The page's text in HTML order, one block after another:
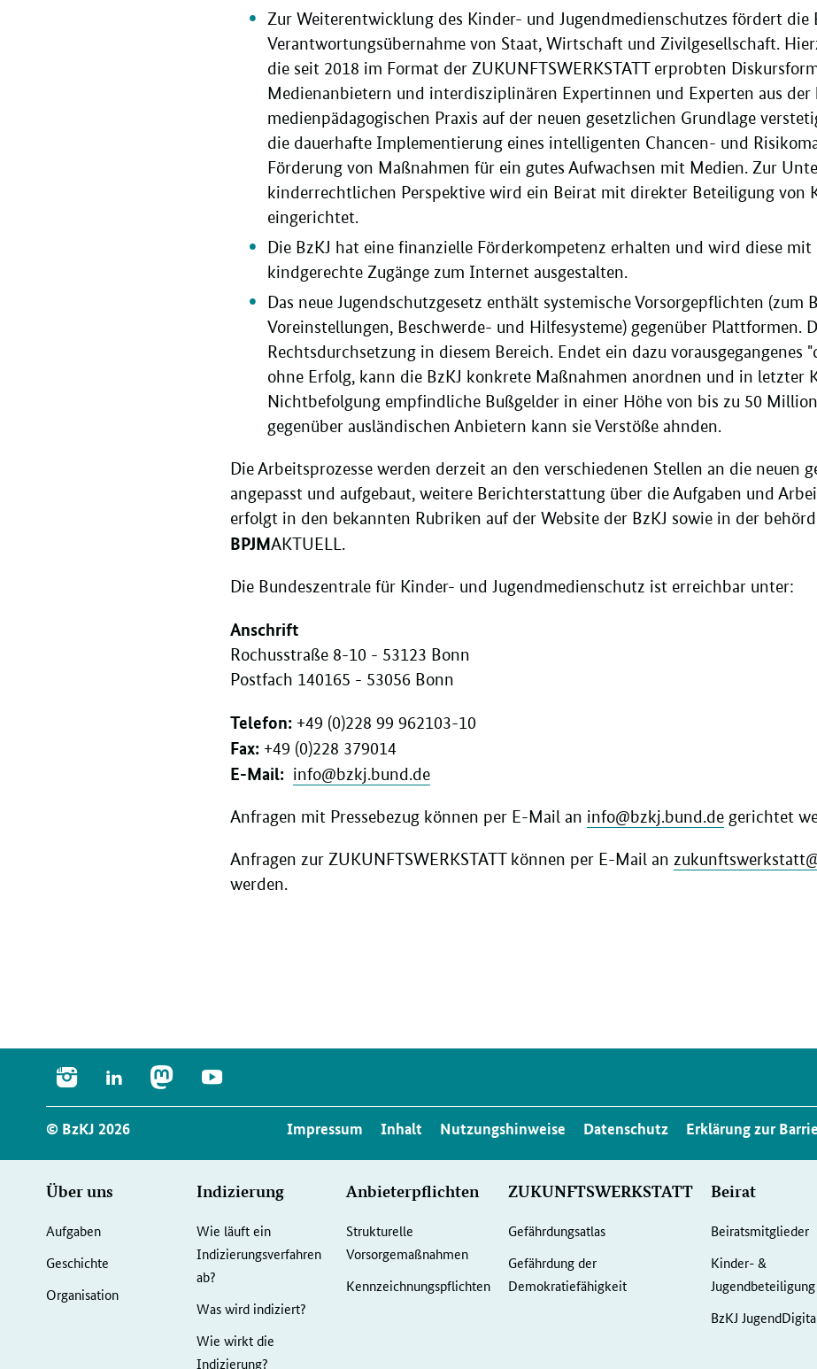
Zur Weiterentwicklung des Kinder- und Jugendmedienschutzes fördert die
Verantwortungsübernahme von Staat, Wirtschaft und Zivilgesellschaft.
die seit 2018 im Format der ZUKUNFTSWERKSTATT erprobten
Medienanbietern und interdisziplinären Expertinnen und Experten aus
medienpädagogischen Praxis auf der neuen gesetzlichen Grundlage
die dauerhafte Implementierung eines intelligenten Chancen- und
Förderung von Maßnahmen für ein gutes Aufwachsen mit Medien. Zur
kinderrechtlichen Perspektive wird ein Beirat mit direkter Beteiligung von
eingerichtet.
Die BzKJ hat eine finanzielle Förderkompetenz erhalten und wird diese
kindgerechte Zugänge zum Internet ausgestalten.
Das neue Jugendschutzgesetz enthält systemische Vorsorgepflichten (zum
Voreinstellungen, Beschwerde- und Hilfesysteme) gegenüber Plattformen.
Rechtsdurchsetzung in diesem Bereich. Endet ein dazu vorausgegangenes
ohne Erfolg, kann die BzKJ konkrete Maßnahmen anordnen und in letzter
Nichtbefolgung empfindliche Bußgelder in einer Höhe von bis zu 50
gegenüber ausländischen Anbietern kann sie Verstöße ahnden.
Die Arbeitsprozesse werden derzeit an den verschiedenen Stellen an die neuen
angepasst und aufgebaut, weitere Berichterstattung über die Aufgaben und
erfolgt in den bekannten Rubriken auf der Website der BzKJ sowie in der
BPJMAKTUELL.
Die Bundeszentrale für Kinder- und Jugendmedienschutz ist erreichbar unter:
Anschrift
Rochusstraße 8-10 - 53123 Bonn
Postfach 140165 - 53056 Bonn
Telefon: +49 (0)228 99 962103-10
Fax: +49 (0)228 379014
E-Mail: info@bzkj.bund.de
Anfragen mit Pressebezug können per E-Mail an info@bzkj.bund.de gerichtet
Anfragen zur ZUKUNFTSWERKSTATT können per E-Mail an
werden.
INSTAGRAM
LINKEDINMASTODON
© BzKJ 2026
Service
Navigation
Impressum Inhalt Nutzungshinweise Datenschutz Erklärung zur
Seiten-
Navigation
Über uns
Aufgaben
Geschichte
Organisation
Indizierung
Wie läuft ein
Indizierungsverfahren
ab?
Was wird indiziert?
Wie wirkt die
Indizierung?
Anbieterpflichten
Strukturelle
Vorsorgemaßnahmen
Kennzeichnungspflichten
ZUKUNFTSWERKSTATT
Gefährdungsatlas
Gefährdung der
Demokratiefähigkeit
Beirat
Beiratsmitglieder
Kinder- &
Jugendbeteiligung
BzKJ